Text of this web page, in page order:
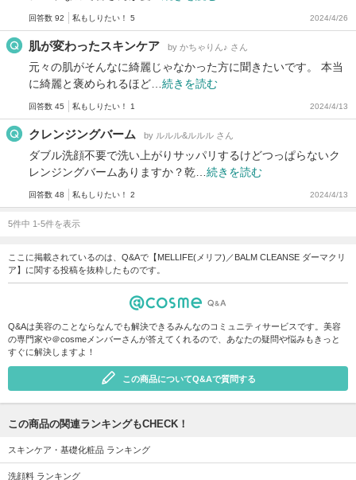
回答数 92 私もしりたい！ 5 2024/4/26
肌が変わったスキンケア by かちゃりん♪ さん
元々の肌がそんなに綺麗じゃなかった方に聞きたいです。 本当
に綺麗と褒められるほど… 続きを読む
回答数 45 私もしりたい！ 1 2024/4/13
クレンジングバーム by ルルル&ルルル さん
ダブル洗顔不要で洗い上がりサッパリするけどつっぱらないク
レンジングバームありますか？乾… 続きを読む
回答数 48 私もしりたい！ 2 2024/4/13
5件中 1-5件を表示
ここに掲載されているのは、Q&Aで【MELLIFE(メリフ)／BALM CLEANSE ダーマクリ
ア】に関する投稿を抜粋したものです。
Q&Aは美容のことならなんでも解決できるみんなのコミュニティサービスです。美容
の専門家や＠cosmeメンバーさんが答えてくれるので、あなたの疑問や悩みもきっと
すぐに解決しますよ！
この商品についてQ&Aで質問する
この商品の関連ランキングもCHECK！
スキンケア・基礎化粧品 ランキング
洗顔料 ランキング